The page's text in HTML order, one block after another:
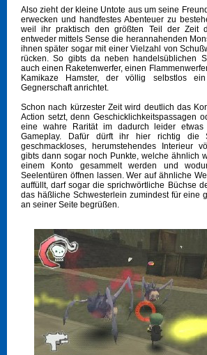
Also zieht der kleine Untote aus um seine
erwecken und handfestes Abenteuer zu
weil ihr praktisch den größten Teil der Zeit
entweder mittels Sense die herannahenden
ihnen später sogar mit einer Vielzahl von
rücken. So gibts da neben handelsüblichen
auch einen Raketenwerfer, einen
Kamikaze Hamster, der völlig selbstlos
Gegnerschaft anrichtet.
Schon nach kürzester Zeit wird deutlich das
Action setzt, denn Geschicklichkeitspassagen
eine wahre Rarität im dadurch leider etwas
Gameplay. Dafür dürft ihr hier richtig die
geschmackloses, herumstehendes Interieur
gibts dann sogar noch Punkte, welche ähnlich
einem Konto gesammelt werden und
Seelentüren öffnen lassen. Wer auf ähnliche
auffüllt, darf sogar die sprichwörtliche Büchse
das häßliche Schwesterlein zumindest für eine
an seiner Seite begrüßen.